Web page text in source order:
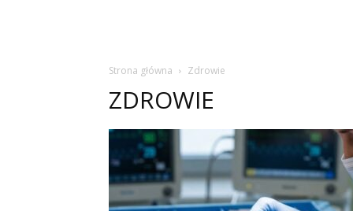
Strona główna Zdrowie
ZDROWIE